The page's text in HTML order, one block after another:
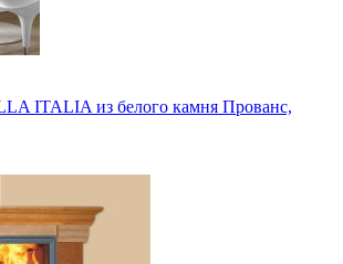
ITALIA из белого камня Прованс,